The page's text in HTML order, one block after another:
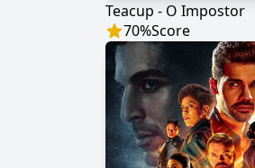
Teacup - O Impostor
70%Score